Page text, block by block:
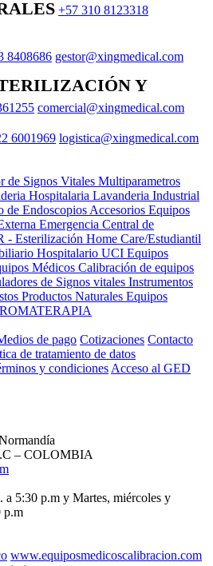
+57 310 8123318
8408686 gestor@xingmedical.com
Y
comercial@xingmedical.com
6001969 logistica@xingmedical.com
de Signos Vitales Multiparametros
Hospitalaria Lavanderia Industrial
de Endoscopios Accesorios Equipos
Emergencia Central de
- Esterilización Home Care/Estudiantil
Hospitalario UCI Equipos
Médicos Calibración de equipos
de Signos vitales Instrumentos
Productos Naturales Equipos
de pago Cotizaciones Contacto
de tratamiento de datos
y condiciones Acceso al GED
– COLOMBIA
a 5:30 p.m y Martes, miércoles y
p.m
www.equiposmedicoscalibracion.com